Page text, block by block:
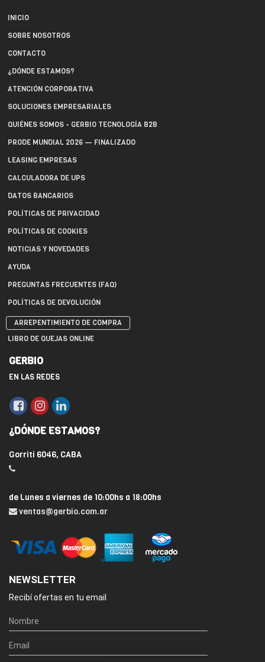
INICIO
SOBRE NOSOTROS
CONTACTO
¿DÓNDE ESTAMOS?
ATENCIÓN CORPORATIVA
SOLUCIONES EMPRESARIALES
QUIÉNES SOMOS - GERBIO TECNOLOGÍA B2B
PRODE MUNDIAL 2026 — FINALIZADO
LEASING EMPRESAS
CALCULADORA DE UPS
DATOS BANCARIOS
POLÍTICAS DE PRIVACIDAD
POLÍTICAS DE COOKIES
NOTICIAS Y NOVEDADES
AYUDA
PREGUNTAS FRECUENTES (FAQ)
POLÍTICAS DE DEVOLUCIÓN
ARREPENTIMIENTO DE COMPRA
LIBRO DE QUEJAS ONLINE
GERBIO
EN LAS REDES
¿DÓNDE ESTAMOS?
Gorriti 6046, CABA
de Lunes a viernes de 10:00hs a 18:00hs
ventas@gerbio.com.ar
NEWSLETTER
Recibí ofertas en tu email